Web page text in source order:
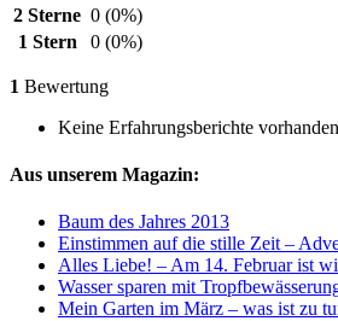
2 Sterne 0 (0%)
1 Stern
0 (0%)
1 Bewertung
Keine Erfahrungsberichte
Aus unserem Magazin:
Baum des Jahres 2013
Einstimmen auf die stille Zeit –
Alles Liebe! – Am 14. Februar ist
Wasser sparen mit
Mein Garten im März – was ist zu